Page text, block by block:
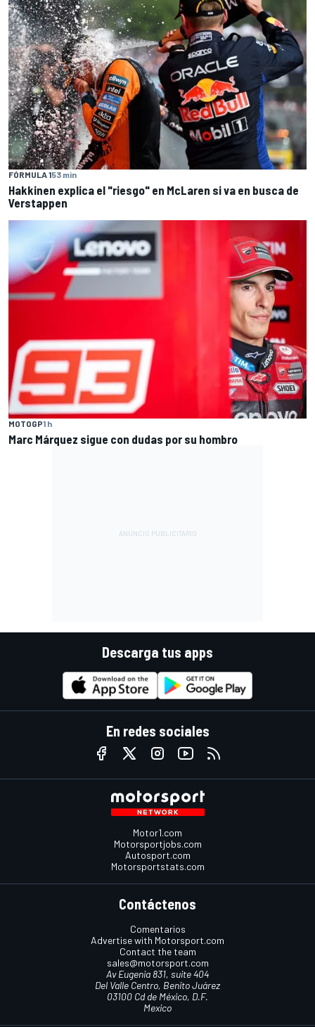
FÓRMULA 153 min
Hakkinen explica el "riesgo" en McLaren si va en busca de
Verstappen
MOTOGP1 h
Marc Márquez sigue con dudas por su hombro
Descarga tus apps
En redes sociales
Motor1.com
Motorsportjobs.com
Autosport.com
Motorsportstats.com
Contáctenos
Comentarios
Advertise with Motorsport.com
Contact the team
sales@motorsport.com
Av Eugenia 831, suite 404
Del Valle Centro, Benito Juárez
03100 Cd de México, D.F.
Mexico